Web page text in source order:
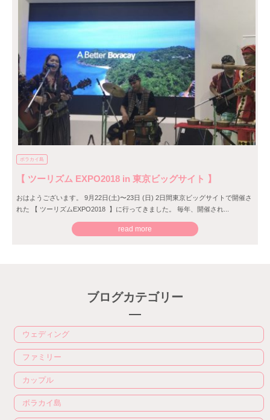
ボラカイ島
【 ツーリズム EXPO2018 in 東京ビッグサイト 】
おはようございます。 9月22日(土)〜23日 (日) 2日間東京ビッグサイトで開催さ
れた 【 ツーリズムEXPO2018 】に行ってきました。 毎年、開催され...
read more
ブログカテゴリー
ウェディング
ファミリー
カップル
ボラカイ島